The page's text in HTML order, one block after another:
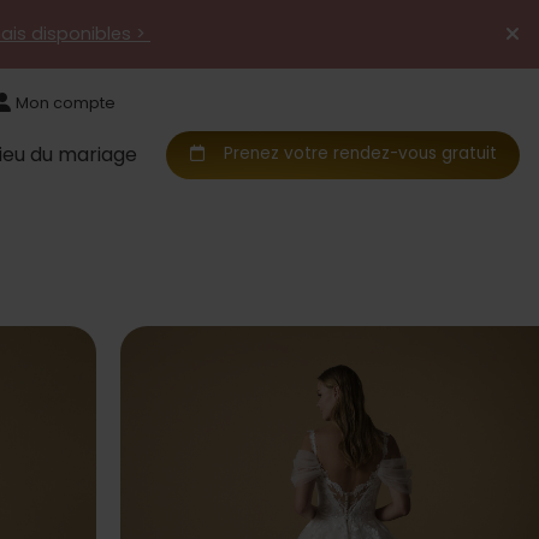
disponibles >
Mon compte
du mariage Prenez votre rendez-vous gratuit